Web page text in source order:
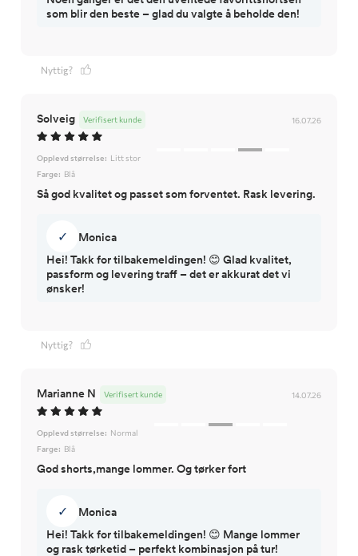
som blir den beste – glad du valgte å beholde den!
Nyttig?
Solveig 16.07.26
Verifisert kunde
Opplevd størrelse: Litt stor
Farge: Blå
Så god kvalitet og passet som forventet. Rask levering.
✓
Monica
Hei! Takk for tilbakemeldingen! 😊 Glad kvalitet,
passform og levering traff – det er akkurat det vi
ønsker!
Nyttig?
Marianne N 14.07.26
Verifisert kunde
Opplevd størrelse: Normal
Farge: Blå
God shorts,mange lommer. Og tørker fort
✓
Monica
Hei! Takk for tilbakemeldingen! 😊 Mange lommer
og rask tørketid – perfekt kombinasjon på tur!